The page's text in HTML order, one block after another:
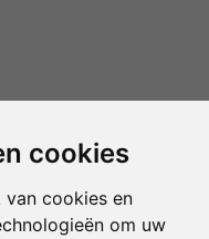
cookies
van cookies en
om uw
preferences
algemene voorwaarden